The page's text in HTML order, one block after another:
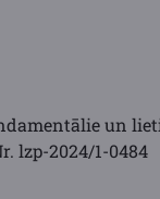
un
lzp-2024/1-0484